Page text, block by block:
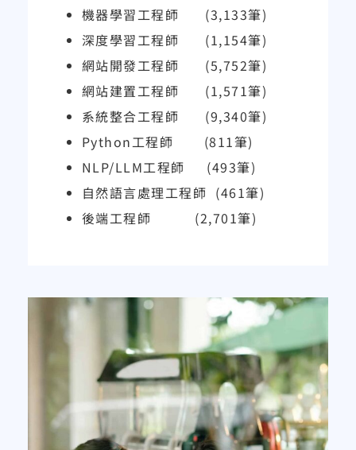
機器學習工程師
(3,133筆)
深度學習工程師
(1,154筆)
網站開發工程師
(5,752筆)
網站建置工程師
(1,571筆)
系統整合工程師
(9,340筆)
Python工程師 (811筆)
NLP/LLM工程師 (493筆)
自然語言處理工程師 (461筆)
後端工程師
(2,701筆)